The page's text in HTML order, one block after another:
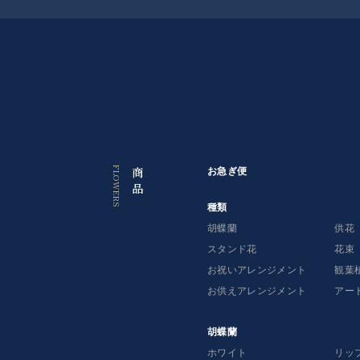
お急ぎ便（お祝い・お供え）はコチラ
商
品
お急ぎ便
種類
胡蝶蘭
スタンド花
お祝いアレンジメント
お供えアレンジメント
供花
花束
観葉
アー
胡蝶蘭
ホワイト
リッ